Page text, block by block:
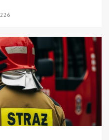
226